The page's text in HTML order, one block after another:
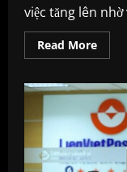
việc tăng lên
Read MoreRead
more
lưu
ý
quan
trọng
khi
thiết
nội